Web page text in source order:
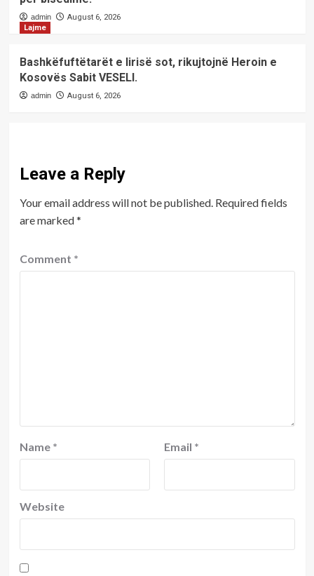
admin
August 6, 2026
Lajme
Bashkëfuftëtarët e lirisë sot, rikujtojnë Heroin e
Kosovës Sabit VESELI.
admin August 6, 2026
Leave a Reply
Your email address will not be published. Required fields
are marked*
Comment *
Name * Email *
Website